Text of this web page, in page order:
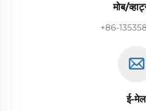
मोब/
+86-
ई-मेल